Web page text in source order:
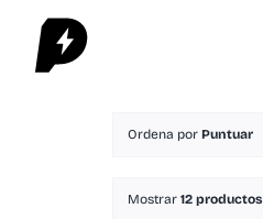
Saltar
contenido
Ordena por Puntuar
Mostrar 12 productos